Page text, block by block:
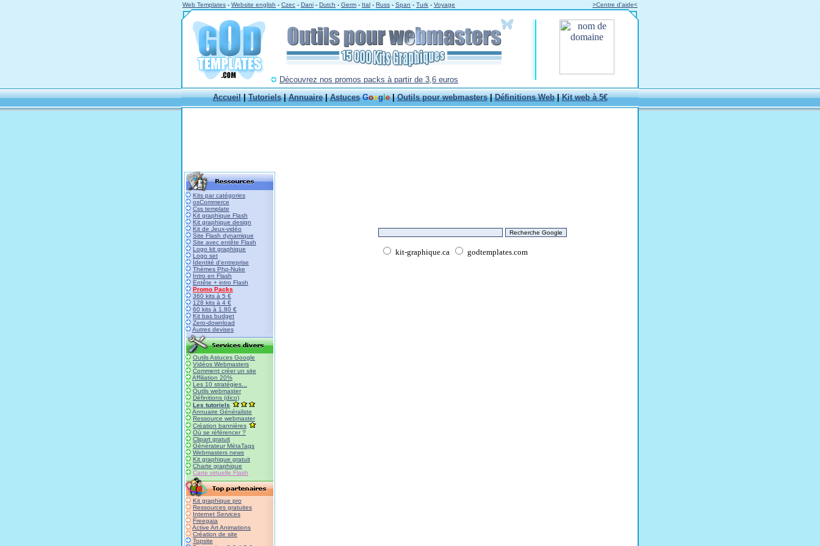
Web Templates - Website english - Czec - Dani - Dutch - Germ - Ital - Russ - Span - Turk - Voyage >Centre d'aide<
Découvrez nos promos packs à partir de 3,6 euros
Accueil|Tutoriels|Annuaire|Astuces Google|Outils pour webmasters|Définitions Web|Kit web à 5€
Kits par catégories
osCommerce
Css template
Kit graphique Flash
Kit graphique design
Kit de Jeux-vidéo
Site Flash dynamique
Site avec entête Flash
Logo kit graphique
Logo set
Identité d'entreprise
Thèmes Php-Nuke
Intro en Flash
Entête + intro Flash
Promo Packs
360 kits à 5 €
128 kits à 4 €
60 kits à 1.80 €
Kit bas budget
Zero-download
Autres devises
Outils Astuces Google
Vidéos Webmasters
Comment créer un site
Affiliation 20%
Les 10 stratégies...
Outils webmaster
Définitions (dico)
Les tutoriels
Annuaire Généraliste
Ressource webmaster
Création bannières
Où se référencer ?
Clipart gratuit
Générateur MétaTags
Webmasters news
Kit graphique gratuit
Charte graphique
Carte virtuelle Flash
Kit graphique pro
Ressources gratuites
Internet Services
Freegaia
Active Art Animations
Création de site
Topsite
kit-graphique.ca godtemplates.com